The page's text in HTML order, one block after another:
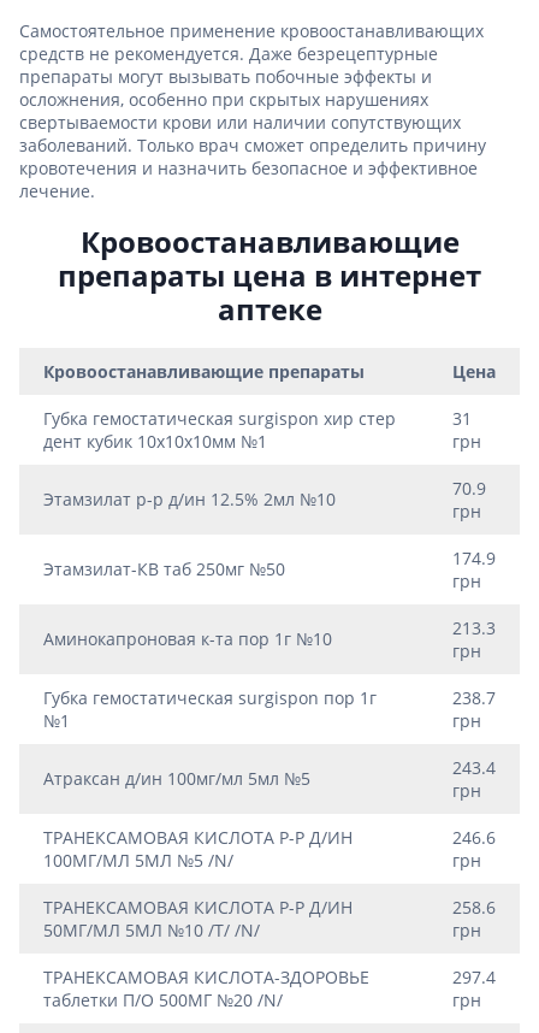
Самостоятельное применение кровоостанавливающих
средств не рекомендуется. Даже безрецептурные
препараты могут вызывать побочные эффекты и
осложнения, особенно при скрытых нарушениях
свертываемости крови или наличии сопутствующих
заболеваний. Только врач сможет определить причину
кровотечения и назначить безопасное и эффективное
лечение.
Кровоостанавливающие
препараты цена в интернет
аптеке
Кровоостанавливающие препараты Цена
Губка гемостатическая surgispon хир стер
дент кубик 10х10х10мм №1
31
грн
Этамзилат р-р д/ин 12.5% 2мл №10
70.9
грн
Этамзилат-КВ таб 250мг №50
174.9
грн
Аминокапроновая к-та пор 1г №10
213.3
грн
Губка гемостатическая surgispon пор 1г
№1
238.7
грн
Атраксан д/ин 100мг/мл 5мл №5
243.4
грн
ТРАНЕКСАМОВАЯ КИСЛОТА Р-Р Д/ИН
100МГ/МЛ 5МЛ №5 /N/
246.6
грн
ТРАНЕКСАМОВАЯ КИСЛОТА Р-Р Д/ИН
50МГ/МЛ 5МЛ №10 /T/ /N/
258.6
грн
ТРАНЕКСАМОВАЯ КИСЛОТА-ЗДОРОВЬЕ
таблетки П/О 500МГ №20 /N/
297.4
грн